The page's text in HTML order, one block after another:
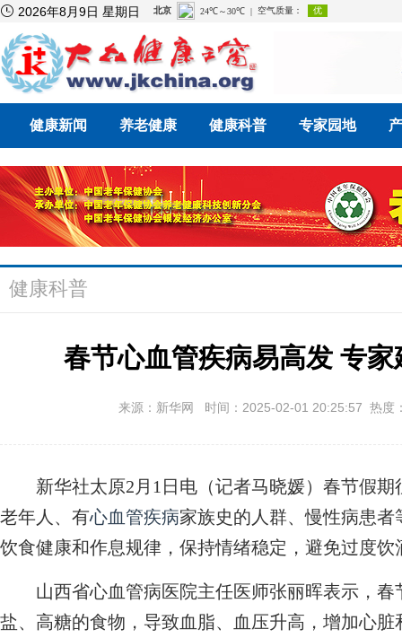
 2026年8月9日 星期日
健康新闻 养老健康 健康科普 专家园地
健康科普
春节心血管疾病易高发 专
来源：新华网 时间：2025-02-01 20:25:57 热度
新华社太原2月1日电（记者马晓媛）春节假期
老年人、有心血管疾病家族史的人群、慢性病患者
饮食健康和作息规律，保持情绪稳定，避免过度饮
山西省心血管病医院主任医师张丽晖表示，春
盐、高糖的食物，导致血脂、血压升高，增加心